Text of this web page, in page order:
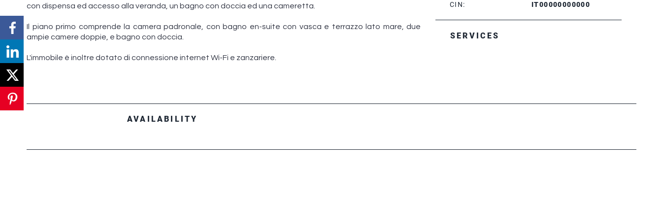
con dispensa ed accesso alla veranda, un bagno con doccia ed una cameretta.
Il piano primo comprende la camera padronale, con bagno en-suite con vasca e terrazzo lato mare, due
ampie camere doppie, e bagno con doccia.
L'immobile è inoltre dotato di connessione internet Wi-Fi e zanzariere.
CIN:
IT00000000000
SERVICES
AVAILABILITY